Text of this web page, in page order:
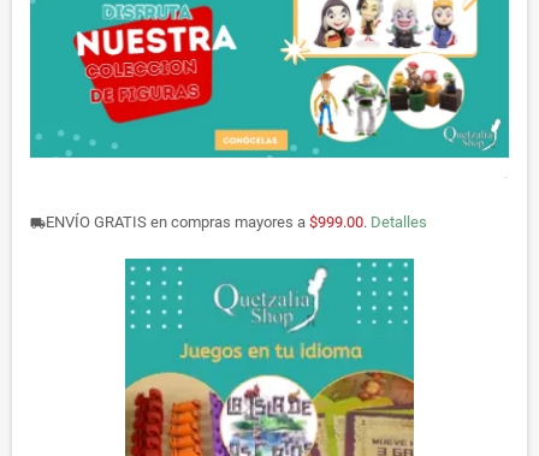
.
local_shippingENVÍO GRATIS en compras mayores a $999.00. Detalles